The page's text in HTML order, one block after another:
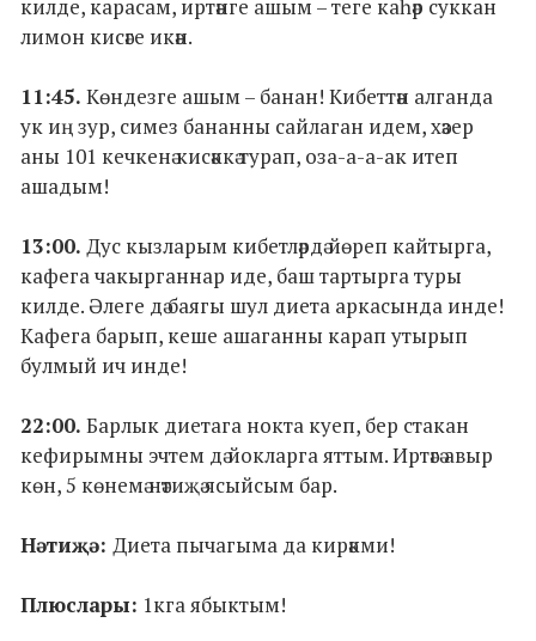
килде, карасам, иртәнге ашым – теге каһәр суккан
лимон кисәге икән.
11:45. Көндезге ашым – банан! Кибеттән алганда
ук иң зур, симез бананны сайлаган идем, хәзер
аны 101 кечкенә кисәккә турап, оза-а-а-ак итеп
ашадым!
13:00. Дус кызларым кибетләрдә йөреп кайтырга,
кафега чакырганнар иде, баш тартырга туры
килде. Әлеге дә баягы шул диета аркасында инде!
Кафега барып, кеше ашаганны карап утырып
булмый ич инде!
22:00. Барлык диетага нокта куеп, бер стакан
кефирымны эчтем дә йокларга яттым. Иртәгә авыр
көн, 5 көнемә нәтиҗә ясыйсым бар.
Нәтиҗә: Диета пычагыма да кирәкми!
Плюслары: 1кга ябыктым!